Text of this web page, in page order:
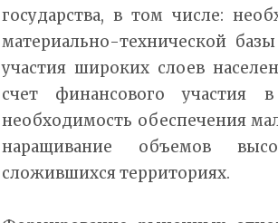
государства, в том числе:
материально-технической
участия широких слоев
счет финансового
необходимость обеспечения
наращивание объемов
сложившихся территориях.